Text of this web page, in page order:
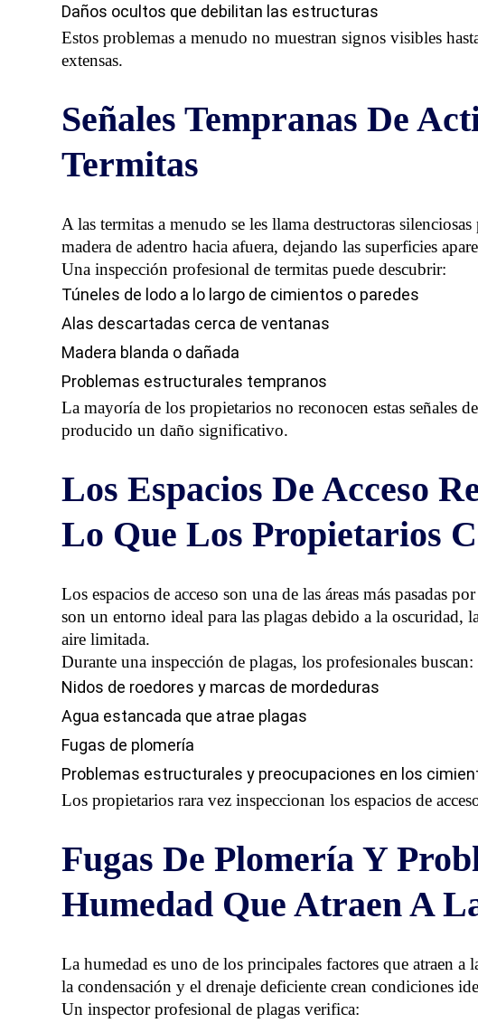
Daños ocultos que debilitan las estructuras
Estos problemas a menudo no muestran signos visibles
extensas.
Señales Tempranas De
Termitas
A las termitas a menudo se les llama destructoras
madera de adentro hacia afuera, dejando las superficies
Una inspección profesional de termitas puede descubrir:
Túneles de lodo a lo largo de cimientos o paredes
Alas descartadas cerca de ventanas
Madera blanda o dañada
Problemas estructurales tempranos
La mayoría de los propietarios no reconocen estas señales
producido un daño significativo.
Los Espacios De Acceso
Lo Que Los Propietarios
Los espacios de acceso son una de las áreas más pasadas
son un entorno ideal para las plagas debido a la oscuridad,
aire limitada.
Durante una inspección de plagas, los profesionales buscan:
Nidos de roedores y marcas de mordeduras
Agua estancada que atrae plagas
Fugas de plomería
Problemas estructurales y preocupaciones en los
Los propietarios rara vez inspeccionan los espacios de
Fugas De Plomería Y
Humedad Que Atraen A
La humedad es uno de los principales factores que atraen a
la condensación y el drenaje deficiente crean condiciones
Un inspector profesional de plagas verifica: